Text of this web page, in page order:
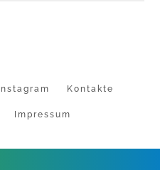
Instagram Kontakte
Impressum